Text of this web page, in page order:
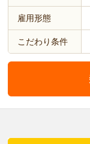
雇用形態
こだわり条件